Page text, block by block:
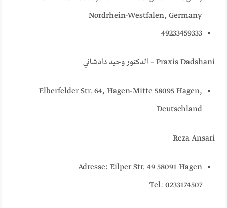
Nordrhein-Westfalen, Germany
49233459333
Praxis Dadshani – الدكتور وحيد دادشاني
Elberfelder Str. 64, Hagen-Mitte 58095 Hagen,
Deutschland
Reza Ansari
Adresse: Eilper Str. 49 58091 Hagen
Tel: 0233174507